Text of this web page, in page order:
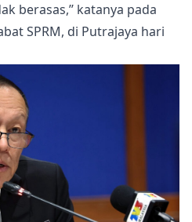
berasas,’’ katanya pada
SPRM, di Putrajaya hari